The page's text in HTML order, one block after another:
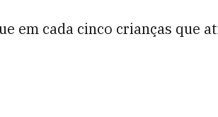
em cada cinco crianças que